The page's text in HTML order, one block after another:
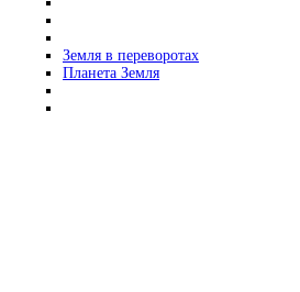
Земля в переворотах
Планета Земля